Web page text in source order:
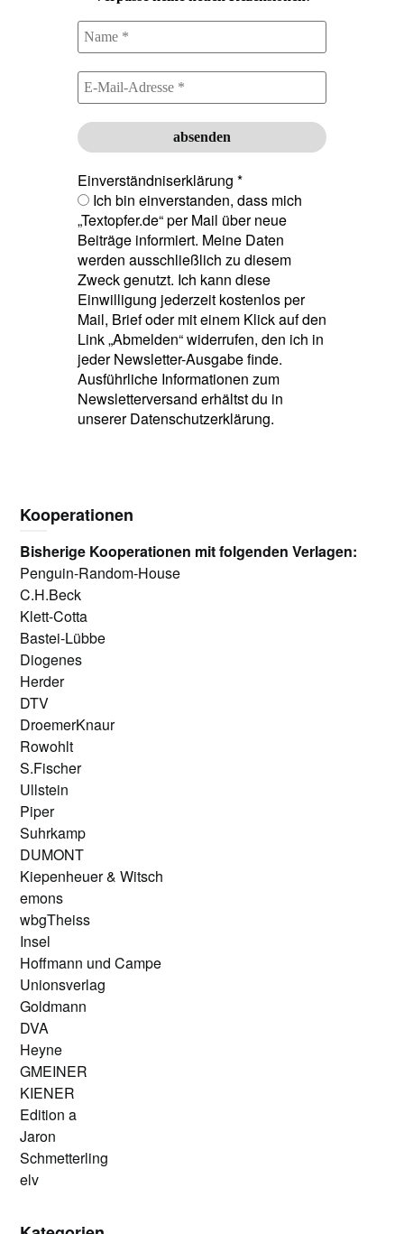
Einverständniserklärung *
Ich bin einverstanden, dass mich
„Textopfer.de“ per Mail über neue
Beiträge informiert. Meine Daten
werden ausschließlich zu diesem
Zweck genutzt. Ich kann diese
Einwilligung jederzeit kostenlos per
Mail, Brief oder mit einem Klick auf den
Link „Abmelden“ widerrufen, den ich in
jeder Newsletter-Ausgabe finde.
Ausführliche Informationen zum
Newsletterversand erhältst du in
unserer Datenschutzerklärung.
Kooperationen
Bisherige Kooperationen mit folgenden Verlagen:
Penguin-Random-House
C.H.Beck
Klett-Cotta
Bastei-Lübbe
Diogenes
Herder
DTV
DroemerKnaur
Rowohlt
S.Fischer
Ullstein
Piper
Suhrkamp
DUMONT
Kiepenheuer & Witsch
emons
wbgTheiss
Insel
Hoffmann und Campe
Unionsverlag
Goldmann
DVA
Heyne
GMEINER
KIENER
Edition a
Jaron
Schmetterling
elv